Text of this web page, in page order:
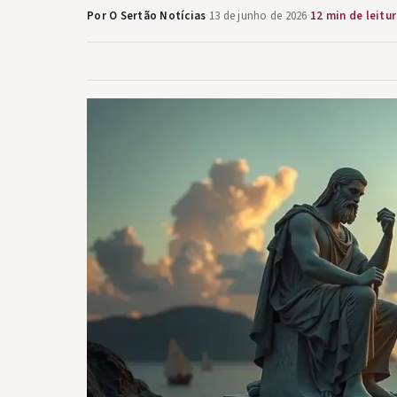
Por O Sertão Notícias·13 de junho de 2026·12 min de